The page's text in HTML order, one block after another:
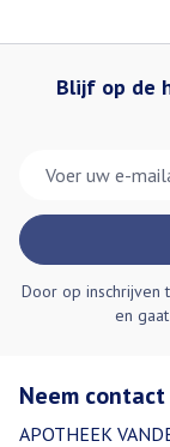
Blijf op de
Door op inschrijven
en
Neem
APOTHEEK